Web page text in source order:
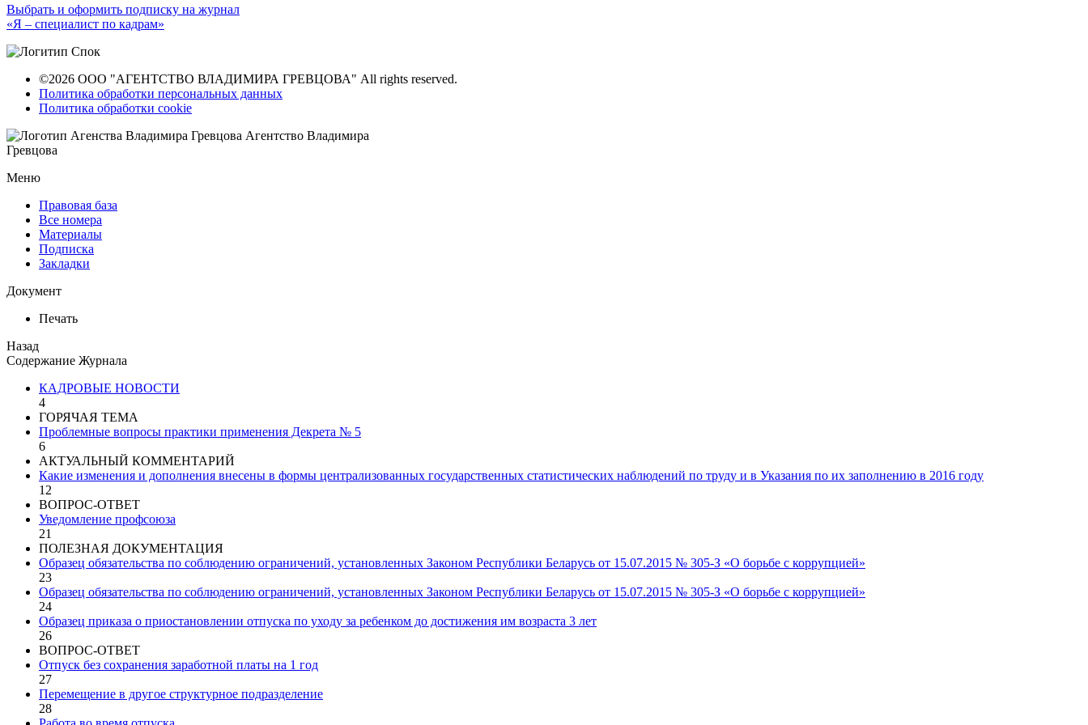
Выбрать и оформить подписку на журнал
«Я – специалист по кадрам»
©2026 ООО "АГЕНТСТВО ВЛАДИМИРА ГРЕВЦОВА" All rights reserved.
Политика обработки персональных данных
Политика обработки cookie
Агентство Владимира
Гревцова
Меню
Правовая база
Все номера
Материалы
Подписка
Закладки
Документ
Печать
Назад
Содержание Журнала
КАДРОВЫЕ НОВОСТИ
4
ГОРЯЧАЯ ТЕМА
Проблемные вопросы практики применения Декрета № 5
6
АКТУАЛЬНЫЙ КОММЕНТАРИЙ
Какие изменения и дополнения внесены в формы централизованных государственных статистических наблюдений по труду и в Указания по их заполнению в 2016 году
12
ВОПРОС-ОТВЕТ
Уведомление профсоюза
21
ПОЛЕЗНАЯ ДОКУМЕНТАЦИЯ
Образец обязательства по соблюдению ограничений, установленных Законом Республики Беларусь от 15.07.2015 № 305-З «О борьбе с коррупцией»
23
Образец обязательства по соблюдению ограничений, установленных Законом Республики Беларусь от 15.07.2015 № 305-З «О борьбе с коррупцией»
24
Образец приказа о приостановлении отпуска по уходу за ребенком до достижения им возраста 3 лет
26
ВОПРОС-ОТВЕТ
Отпуск без сохранения заработной платы на 1 год
27
Перемещение в другое структурное подразделение
28